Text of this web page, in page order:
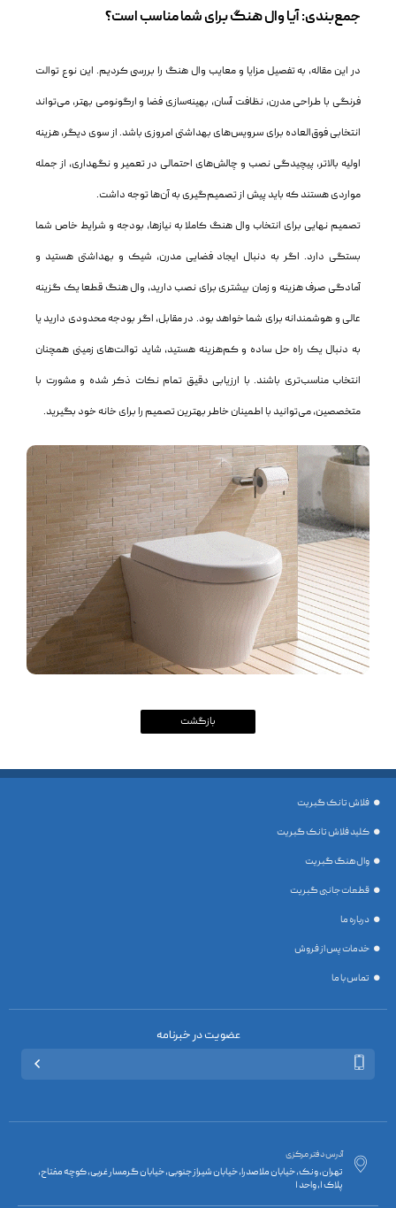
جمع‌بندی: آیا وال هنگ برای شما مناسب است؟
در این مقاله، به تفصیل مزایا و معایب وال هنگ را بررسی کردیم. این نوع توالت
فرنگی با طراحی مدرن، نظافت آسان، بهینه‌سازی فضا و ارگونومی بهتر، می‌تواند
انتخابی فوق‌العاده برای سرویس‌های بهداشتی امروزی باشد. از سوی دیگر، هزینه
اولیه بالاتر، پیچیدگی نصب و چالش‌های احتمالی در تعمیر و نگهداری، از جمله
مواردی هستند که باید پیش از تصمیم‌گیری به آن‌ها توجه داشت.
تصمیم نهایی برای انتخاب وال هنگ کاملا به نیازها، بودجه و شرایط خاص شما
بستگی دارد. اگر به دنبال ایجاد فضایی مدرن، شیک و بهداشتی هستید و
آمادگی صرف هزینه و زمان بیشتری برای نصب دارید، وال هنگ قطعا یک گزینه
عالی و هوشمندانه برای شما خواهد بود. در مقابل، اگر بودجه محدودی دارید یا
به دنبال یک راه حل ساده و کم‌هزینه هستید، شاید توالت‌های زمینی همچنان
انتخاب مناسب‌تری باشند. با ارزیابی دقیق تمام نکات ذکر شده و مشورت با
متخصصین، می‌توانید با اطمینان خاطر بهترین تصمیم را برای خانه خود بگیرید.
فلاش تانک گبریت
کلید فلاش تانک گبریت
وال هنگ گبریت
قطعات جانبی گبریت
درباره ما
خدمات پس از فروش
تماس با ما
عضویت در خبرنامه

 آدرس دفتر مرکزی
تهران، ونک، خیابان ملاصدرا، خیابان شیراز جنوبی، خیابان گرمسار غربی، کوچه مفتاح،
پلاک 1، واحد 1